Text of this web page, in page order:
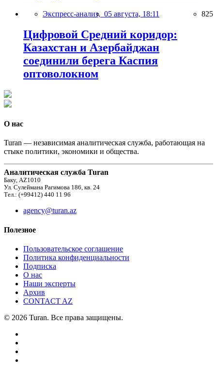
Экспресс-анализ, 05 августа, 18:11 825
Цифровой Средний коридор:
Казахстан и Азербайджан
соединили берега Каспия
оптоволокном
О нас
Turan — независимая аналитическая служба, работающая на
стыке политики, экономики и общества.
Аналитическая служба Turan
Баку, AZ1010
Ул. Сулеймана Рагимова 186, кв. 24
Тел.: (+99412) 440 11 96
agency@turan.az
Полезное
Пользовательское соглашение
Политика конфиденциальности
Подписка
О нас
Наши эксперты
Архив
CONTACT AZ
© 2026 Turan. Все права защищены.